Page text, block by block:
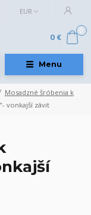
Menu
EUR
0
0 €
Mosadzné šróbenia k
vonkajší závit